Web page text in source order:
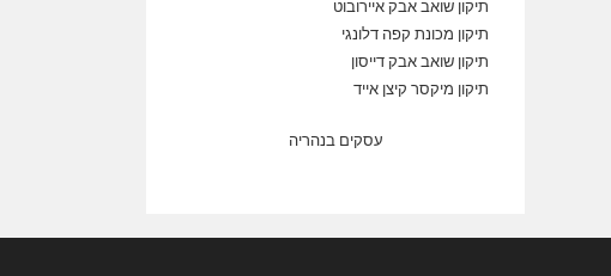
תיקון שואב אבק איירובוט
תיקון מכונת קפה דלונגי
תיקון שואב אבק דייסון
תיקון מיקסר קיצן אייד
עסקים בנהריה